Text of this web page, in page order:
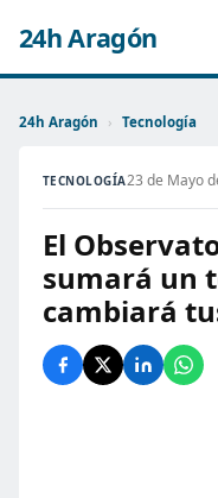
24h Aragón
24h Aragón › Tecnología
TECNOLOGÍA23 de Mayo
El
sumará un
cambiará